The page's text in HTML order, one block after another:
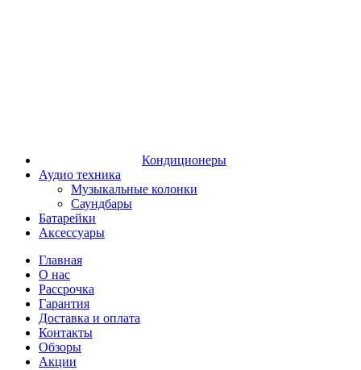
Кондиционеры
Аудио техника
Музыкальные колонки
Саундбары
Батарейки
Аксессуары
Главная
О нас
Рассрочка
Гарантия
Доставка и оплата
Контакты
Обзоры
Акции